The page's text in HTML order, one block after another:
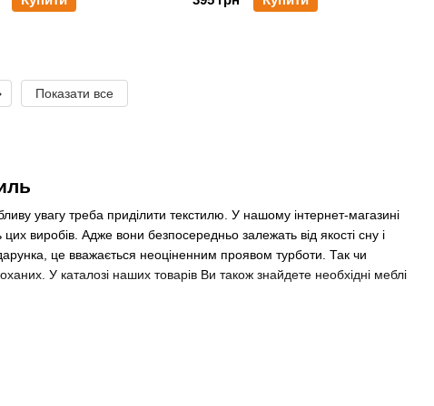
Показати все
увагу треба приділити текстилю. У нашому інтернет-магазині
виробів. Адже вони безпосередньо залежать від якості сну і
це вважається неоціненним проявом турботи. Так чи
У каталозі наших товарів Ви також знайдете необхідні меблі